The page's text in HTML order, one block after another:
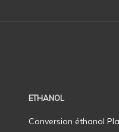
ETHANOL
Conversion éthanol